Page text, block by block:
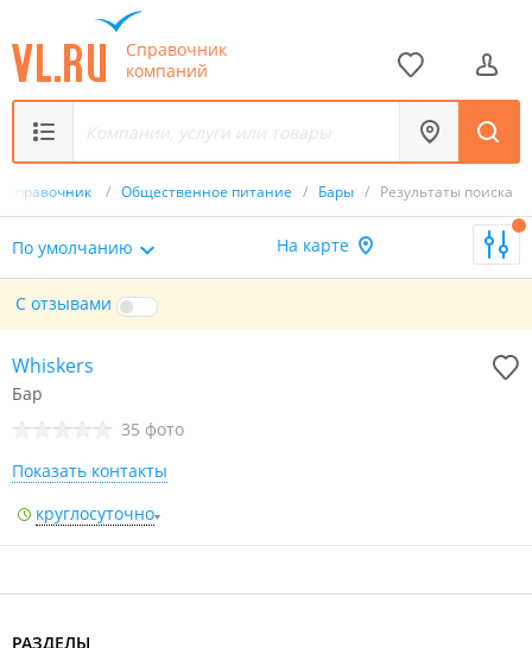
Справочник
компаний
Справочник / Общественное питание / Бары / Результаты поиска
По умолчанию На карте
С отзывами
Whiskers
Бар
35 фото
Показать контакты
круглосуточно
РАЗДЕЛЫ